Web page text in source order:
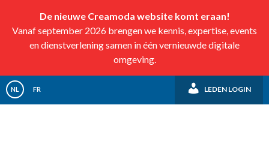
De nieuwe Creamoda website komt eraan!
Vanaf september 2026 brengen we kennis, expertise, events
en dienstverlening samen in één vernieuwde digitale
omgeving.
NL FR LEDEN LOGIN